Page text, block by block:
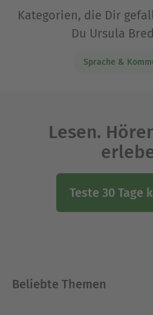
Kategorien, die Dir
Du Ursula
Sprache &
Lesen.
Teste 30 Tage
Beliebte Themen